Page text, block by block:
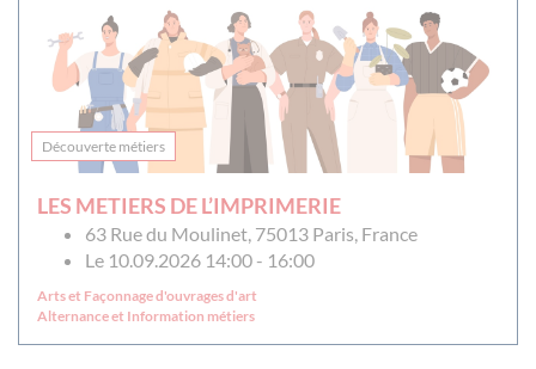
Découverte métiers
LES METIERS DE L’IMPRIMERIE
63 Rue du Moulinet, 75013 Paris, France
Le 10.09.2026 14:00 - 16:00
Arts et Façonnage d'ouvrages d'art
Alternance et Information métiers